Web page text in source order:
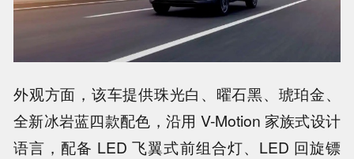
外观方面，该车提供珠光白、曜石黑、琥珀金、
全新冰岩蓝四款配色，沿用 V-Motion 家族式设计
语言，配备 LED 飞翼式前组合灯、LED 回旋镖